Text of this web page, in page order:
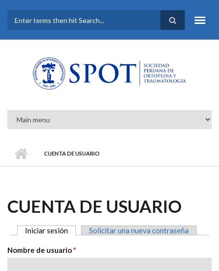
FORMULARIO DE
BÚSQUEDA
CUENTA DE USUARIO
CUENTA DE USUARIO
SOLAPAS PRINCIPALES
Iniciar sesión (solapa activa)
Solicitar una nueva contraseña
Nombre de usuario*